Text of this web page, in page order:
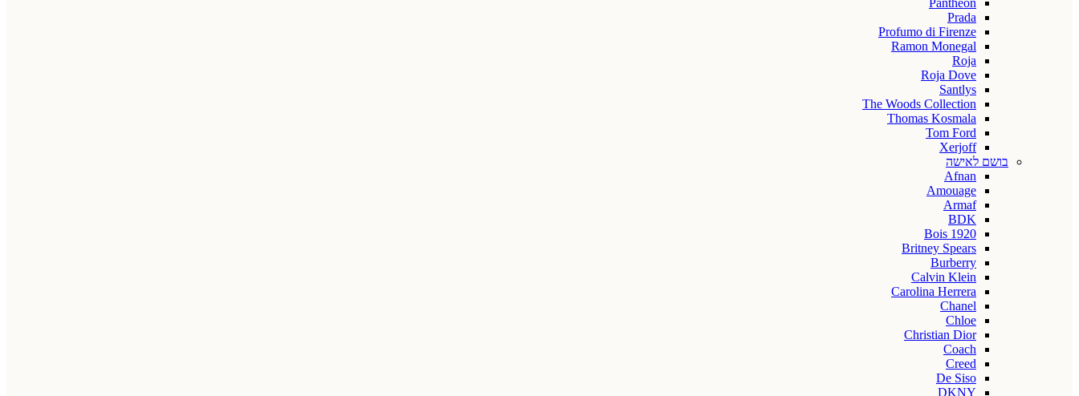
Pantheon
Prada
Profumo di Firenze
Ramon Monegal
Roja
Roja Dove
Santlys
The Woods Collection
Thomas Kosmala
Tom Ford
Xerjoff
בושם לאישה
Afnan
Amouage
Armaf
BDK
Bois 1920
Britney Spears
Burberry
Calvin Klein
Carolina Herrera
Chanel
Chloe
Christian Dior
Coach
Creed
De Siso
DKNY